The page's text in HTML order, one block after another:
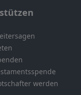
werden